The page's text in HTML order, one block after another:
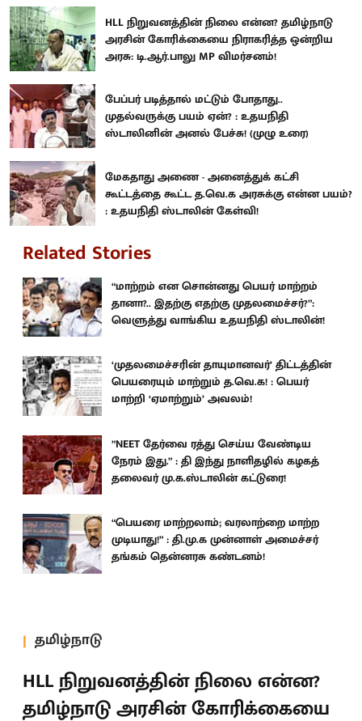
HLL நிறுவனத்தின் நிலை என்ன? தமிழ்நாடு
அரசின் கோரிக்கையை நிராகரித்த ஒன்றிய
அரசு: டி.ஆர்.பாலு MP விமர்சனம்!
பேப்பர் படித்தால் மட்டும் போதாது..
முதல்வருக்கு பயம் ஏன்? : உதயநிதி
ஸ்டாலினின் அனல் பேச்சு! (முழு உரை)
மேகதாது அணை - அனைத்துக் கட்சி
கூட்டத்தை கூட்ட த.வெ.க அரசுக்கு என்ன பயம்?
: உதயநிதி ஸ்டாலின் கேள்வி!
Related Stories
“மாற்றம் என சொன்னது பெயர் மாற்றம்
தானா?.. இதற்கு எதற்கு முதலமைச்சர்?”:
வெளுத்து வாங்கிய உதயநிதி ஸ்டாலின்!
‘முதலமைச்சரின் தாயுமானவர்’ திட்டத்தின்
பெயரையும் மாற்றும் த.வெ.க! : பெயர்
மாற்றி ‘ஏமாற்றும்’ அவலம்!
”NEET தேர்வை ரத்து செய்ய வேண்டிய
நேரம் இது.” : தி இந்து நாளிதழில் கழகத்
தலைவர் மு.க.ஸ்டாலின் கட்டுரை!
“பெயரை மாற்றலாம்; வரலாற்றை மாற்ற
முடியாது!” : தி.மு.க முன்னாள் அமைச்சர்
தங்கம் தென்னரசு கண்டனம்!
தமிழ்நாடு
HLL நிறுவனத்தின் நிலை என்ன?
தமிழ்நாடு அரசின் கோரிக்கையை